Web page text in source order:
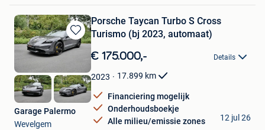
Bewaren
in
Favorieten
Porsche Taycan Turbo S Cross
Turismo (bj 2023, automaat)
€ 175.000,- Details
2023 17.899 km
Financiering mogelijk
Onderhoudsboekje
Alle milieu/emissie zones
Garage Palermo
Wevelgem
12 jul 26